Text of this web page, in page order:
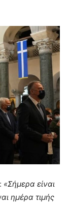
«Σήμερα είναι
ημέρα τιμής